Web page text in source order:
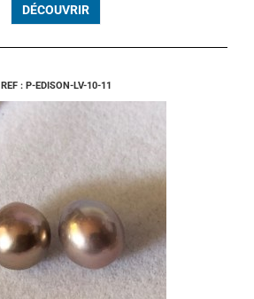
DÉCOUVRIR
REF : P-EDISON-LV-10-11